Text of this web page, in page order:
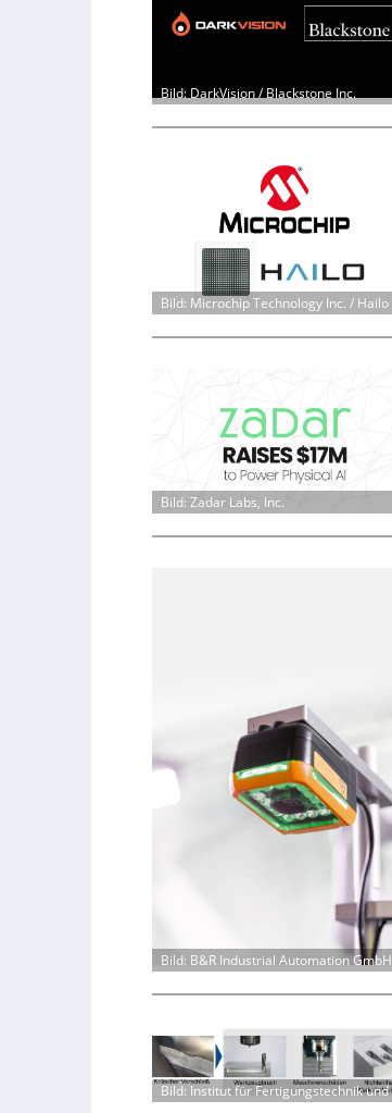
Bild: DarkVision / Blackstone Inc.
Bild: Microchip Technology Inc. / Hailo
Bild: Zadar Labs, Inc.
Bild: B&R Industrial Automation GmbH
Bild: Institut für Fertigungstechnik und